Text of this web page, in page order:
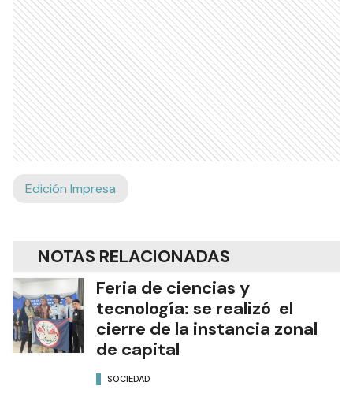
Edición Impresa
NOTAS RELACIONADAS
Feria de ciencias y
tecnología: se realizó el
cierre de la instancia zonal
de capital
SOCIEDAD